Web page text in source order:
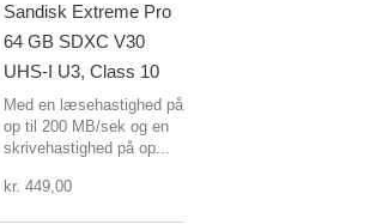
Sandisk Extreme Pro
64 GB SDXC V30
UHS-I U3, Class 10
Med en læsehastighed på
op til 200 MB/sek og en
skrivehastighed på op...
kr. 449,00